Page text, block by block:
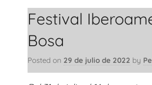
Festival
Bosa
Posted on 29 de julio de 2022 by